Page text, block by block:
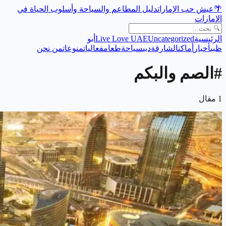
🌴عيش حب الإماراتدليل المطاعم والسياحة وأسلوب الحياة في
الإمارات
الرئيسية Live Love UAEUncategorized
أبو
ظبيأخبار أماكنالشارقةدبيسياحةطعامفعالياتمنوعاتمن نحن
# الصم والبكم
1 مقال